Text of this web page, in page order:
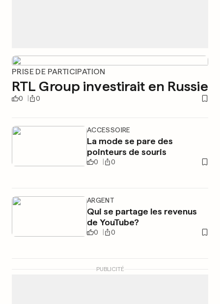
PRISE DE PARTICIPATION
RTL Group investirait en Russie
0 0
ACCESSOIRE
La mode se pare des
pointeurs de souris
0 0
ARGENT
Qui se partage les revenus
de YouTube?
0 0
PUBLICITÉ